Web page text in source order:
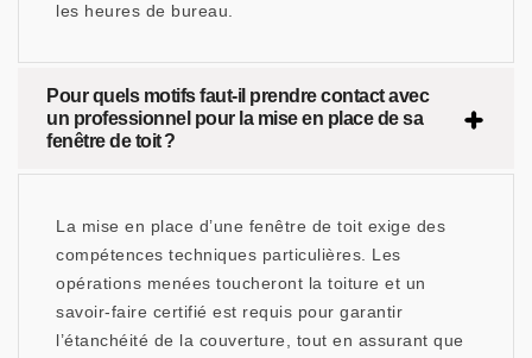
les heures de bureau.
Pour quels motifs faut-il prendre contact avec
un professionnel pour la mise en place de sa
fenêtre de toit ?
La mise en place d’une fenêtre de toit exige des
compétences techniques particulières. Les
opérations menées toucheront la toiture et un
savoir-faire certifié est requis pour garantir
l’étanchéité de la couverture, tout en assurant que